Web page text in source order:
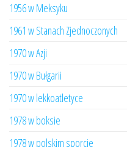
1956 w Meksyku
1961 w Stanach Zjednoczonych
1970 w Azji
1970 w Bułgarii
1970 w lekkoatletyce
1978 w boksie
1978 w polskim sporcie